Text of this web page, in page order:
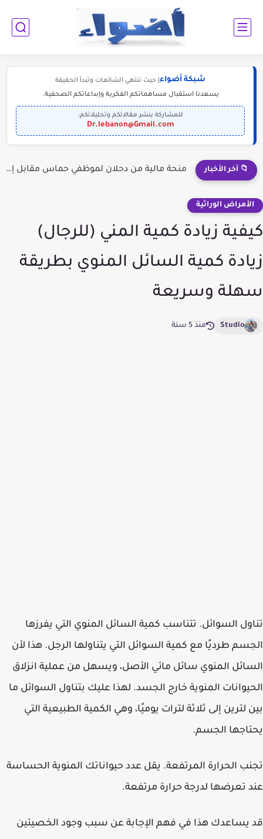
شبكة أضواء | حيث تنتهي الشائعات وتبدأ الحقيقة
يسعدنا استقبال مساهماتكم الفكرية وإبداعاتكم الصحفية.
للمشاركة بنشر مقالاتكم وتحليلاتكم:
Dr.lebanon@Gmail.com
📁 آخر الأخبار منحة مالية من دحلان لموظفي حماس مقابل إلقاء السلاح؟
الأمراض الوراثية
كيفية زيادة كمية المني (للرجال)
زيادة كمية السائل المنوي بطريقة
سهلة وسريعة
Studio منذ 5 سنة
تناول السوائل. تتناسب كمية السائل المنوي التي يفرزها
الجسم طرديًا مع كمية السوائل التي يتناولها الرجل. هذا لأن
السائل المنوي سائل مائي الأصل، ويسهل من عملية انزلاق
الحيوانات المنوية خارج الجسد. لهذا عليك بتناول السوائل ما
بين لترين إلى ثلاثة لترات يوميًا، وهي الكمية الطبيعية التي
يحتاجها الجسم.
تجنب الحرارة المرتفعة. يقل عدد حيواناتك المنوية الحساسة
عند تعرضها لدرجة حرارة مرتفعة.
قد يساعدك هذا في فهم الإجابة عن سبب وجود الخصيتين